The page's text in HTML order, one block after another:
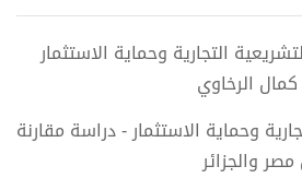
التجارية وحماية الاستثمار
وحماية الاستثمار - دراسة مقارنة
والجزائر